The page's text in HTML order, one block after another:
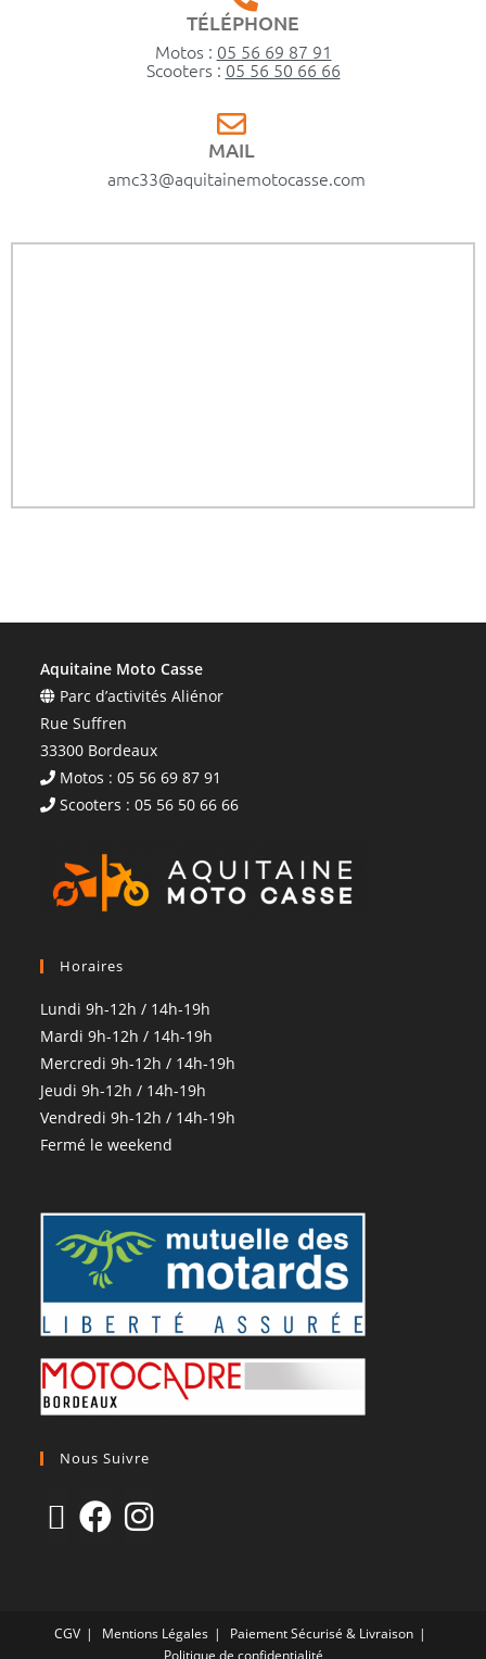
TÉLÉPHONE
Motos : 05 56 69 87 91
Scooters : 05 56 50 66 66
MAIL
amc33@aquitainemotocasse.com
Aquitaine Moto Casse
Parc d’activités Aliénor
Rue Suffren
33300 Bordeaux
Motos : 05 56 69 87 91
Scooters : 05 56 50 66 66
Horaires
Lundi 9h-12h / 14h-19h
Mardi 9h-12h / 14h-19h
Mercredi 9h-12h / 14h-19h
Jeudi 9h-12h / 14h-19h
Vendredi 9h-12h / 14h-19h
Fermé le weekend
Nous Suivre
CGV Mentions Légales
Paiement Sécurisé & Livraison
Politique de confidentialité